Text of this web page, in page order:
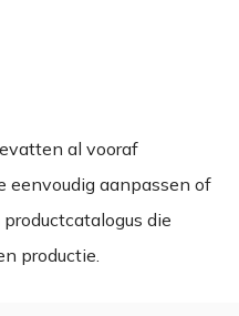
al vooraf
eenvoudig aanpassen of
die
productie.